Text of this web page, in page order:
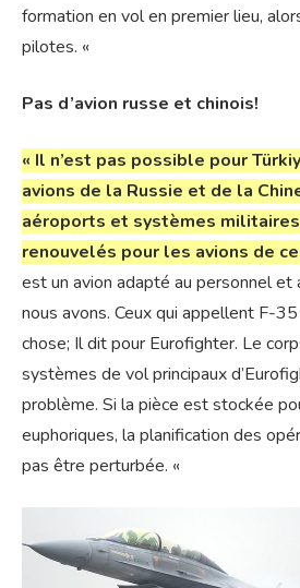
formation en vol en premier lieu,
pilotes. «
Pas d’avion russe et chinois!
« Il n’est pas possible pour
avions de la Russie et de la
aéroports et systèmes
renouvelés pour les avions de
est un avion adapté au personnel et
nous avons. Ceux qui appellent F-
chose; Il dit pour Eurofighter. Le
systèmes de vol principaux
problème. Si la pièce est stockée
euphoriques, la planification des
pas être perturbée. «